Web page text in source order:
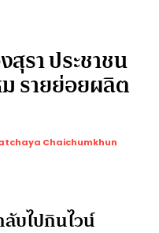
สุรา ประชาชน
รายย่อยผลิต
Chaichumkhun
บไปกินไวน์